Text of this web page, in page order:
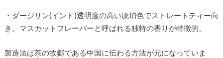
・ダージリン(インド)透明度の高い琥珀色でストレートティー向
き。マスカットフレーバーと呼ばれる独特の香りが特徴的。
製造法は茶の故郷である中国に伝わる方法が元になっていま